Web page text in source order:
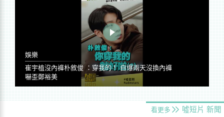
娛樂
崔宇植沒內褲朴敘俊 ：穿我的！ 自爆兩天沒換內褲
嚇歪鄭裕美
看更多 噓短片 新聞